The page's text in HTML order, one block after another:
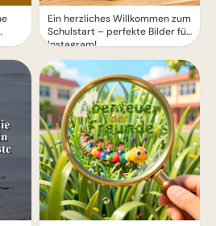
Ein herzliches Willkommen zum
Schulstart – perfekte Bilder für
Instagram!